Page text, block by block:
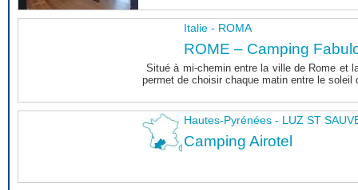
Italie - ROMA
ROME – Camping
Situé à mi-chemin entre la ville de Rome et
permet de choisir chaque matin entre le soleil
Hautes-Pyrénées - LUZ ST
Camping Airotel